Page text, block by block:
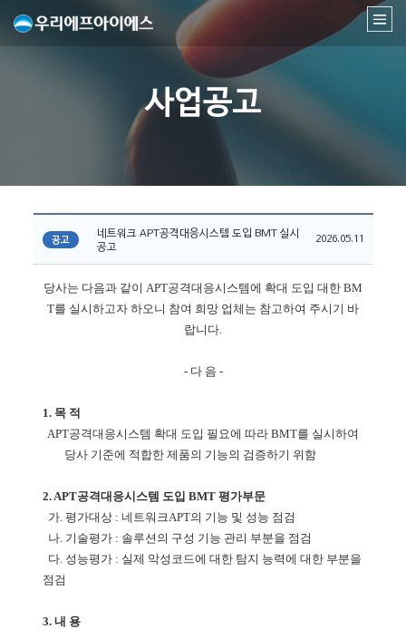
사업공고
공고
네트워크 APT공격대응시스템 도입 BMT 실시
공고
2026.05.11
당사는 다음과 같이 APT공격대응시스템에 확대 도입 대한 BM
T를 실시하고자 하오니 참여 희망 업체는 참고하여 주시기 바
랍니다.
- 다 음 -
1. 목 적
APT공격대응시스템 확대 도입 필요에 따라 BMT를 실시하여
당사 기준에 적합한 제품의 기능의 검증하기 위함
2. APT공격대응시스템 도입 BMT 평가부문
가. 평가대상 : 네트워크APT의 기능 및 성능 점검
나. 기술평가 : 솔루션의 구성 기능 관리 부분을 점검
다. 성능평가 : 실제 악성코드에 대한 탐지 능력에 대한 부분을
점검
3. 내 용